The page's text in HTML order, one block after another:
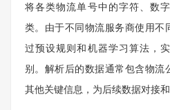
将各类物流单号中的字符、数
类。由于不同物流服务商使用不
过预设规则和机器学习算法，
别。解析后的数据通常包含物流
其他关键信息，为后续数据对接